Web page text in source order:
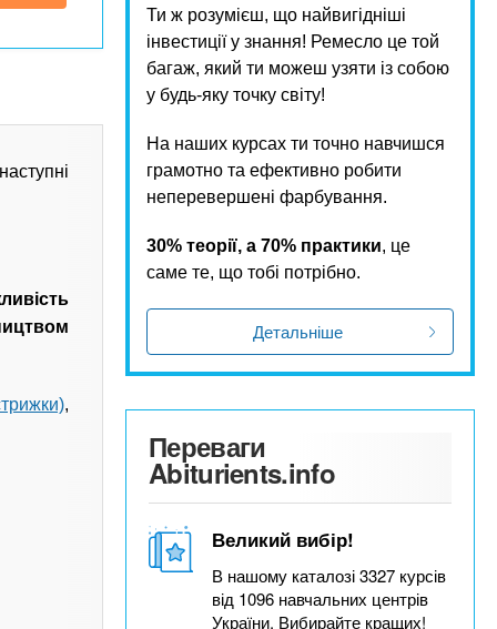
,
Ти ж розумієш, що найвигідніші
інвестиції у знання! Ремесло це той
багаж, який ти можеш узяти із собою
у будь-яку точку світу!
На наших курсах ти точно навчишся
грамотно та ефективно робити
неперевершені фарбування.
30% теорії, а 70% практики, це
саме те, що тобі потрібно.
Детальніше
Переваги
Abiturients.info
Великий вибір!
В нашому каталозі 3327 курсів
від 1096 навчальних центрів
України. Вибирайте кращих!